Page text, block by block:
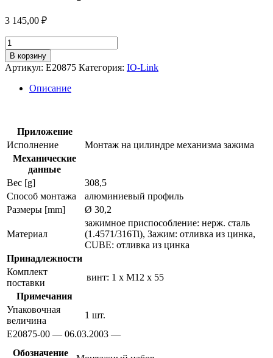
3 145,00 ₽
Количество
товара
Монтажный
набор
датчиков
В корзину
Артикул: E20875 Категория: IO-Link
Описание
Приложение
Исполнение
Монтаж на цилиндре механизма зажима
Механические
данные
Вес [g]
308,5
Способ монтажа
алюминиевый профиль
Размеры [mm]
Ø 30,2
Материал
зажимное приспособление: нерж. сталь
(1.4571/316Ti), Зажим: отливка из цинка,
CUBE: отливка из цинка
Принадлежности
Комплект
поставки
винт: 1 x M12 x 55
Примечания
Упаковочная
величина
1 шт.
E20875-00 — 06.03.2003 —
Обозначение